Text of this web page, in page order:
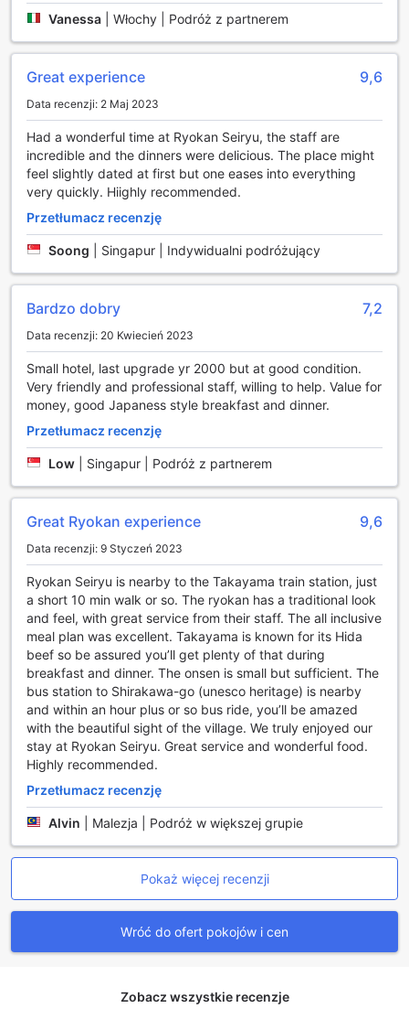
Bez względu na poziom zaawansowania, golf na miejscu
zapewnia niezapomniane doświadczenia sportowe w
komfortowej i pięknej scenerii.
Wygoda i Komfort w Ryokan Seiryu Hotel
Ryokan Seiryu Hotel w Takayama zapewnia swoim gościom
szeroki zakres udogodnień, które sprawiają, że pobyt jest
wyjątkowo komfortowy. Bezpłatne Wi-Fi dostępne we
wszystkich pokojach oraz w przestrzeniach publicznych
umożliwia łatwe i szybkie łączenie się z internetem, co jest
idealne zarówno do pracy, jak i relaksu. Dla gości
podróżujących z bagażami dostępne jest bezpieczne
przechowywanie bagażu, co pozwala na swobodne
Dogodna infrastruktura transportowa w Ryokan Seiryu
Hotel
Ryokan Seiryu Hotel w Takayama oferuje gościom
wygodny dostęp do własnego parkingu, który znajduje się
na terenie obiektu. Dzięki temu podróżujący samochodem
mogą cieszyć się spokojem i komfortem, nie martwiąc się o
miejsce do zaparkowania. Parking jest dostępny na
miejscu, co zapewnia szybki i łatwy dostęp do hotelu bez
konieczności szukania zewnętrznych parkingów.
Dodatkowo, goście mogą korzystać z bezpłatnego
parkingu, co czyni pobyt jeszcze bardziej komfortowym i
ekonomicznym. To idealne rozwiązanie dla tych, którzy
Japonii, zwłaszcza w tak malowniczym i historycznym
miejscu jak Takayama.
Komfortowe i funkcjonalne wyposażenie pokoi w
Machiyado Ichiryu
Pokoje w Machiyado Ichiryu zostały starannie
zaprojektowane, aby zapewnić gościom maksymalny
komfort i wygodę. W każdym z nich znajdziesz
nowoczesne klimatyzację, która pozwala na regulację
temperatury według własnych preferencji, a także miękkie
szlafroki, które dodają luksusu i relaksu po dniu pełnym
zwiedzania. Dla miłośników relaksu dostępny jest telewizor,
idealny do wieczornych rozrywek, oraz mini bar i lodówka,
które umożliwiają przechowywanie napojów i przekąsek.
Dodatkowo, w pokoju znajdziesz zestaw do parzenia kawy
i herbaty, a także bezpłatną butelkowaną wodę, co czyni
Pokój wyposażony jest także w wysokiej jakości akcesoria
toaletowe, suszarkę do włosów, ręczniki i pościel, które
zapewniają pełen komfort i higienę. Dla gości ceniących
przestrzeń, dostępny jest oddzielny salon, gdzie można się
Machiyado Ichiryu to nie tylko nocleg, ale prawdziwe
Vanessa Włochy | Podróż z partnerem
Great experience 9,6
Data recenzji: 2 Maj 2023
Had a wonderful time at Ryokan Seiryu, the staff are
incredible and the dinners were delicious. The place might
feel slightly dated at first but one eases into everything
very quickly. Hiighly recommended.
Przetłumacz recenzję
Soong Singapur | Indywidualni podróżujący
Bardzo dobry 7,2
Data recenzji: 20 Kwiecień 2023
Small hotel, last upgrade yr 2000 but at good condition.
Very friendly and professional staff, willing to help. Value for
money, good Japaness style breakfast and dinner.
Przetłumacz recenzję
Low Singapur | Podróż z partnerem
Great Ryokan experience 9,6
Data recenzji: 9 Styczeń 2023
Ryokan Seiryu is nearby to the Takayama train station, just
a short 10 min walk or so. The ryokan has a traditional look
and feel, with great service from their staff. The all inclusive
meal plan was excellent. Takayama is known for its Hida
beef so be assured you’ll get plenty of that during
breakfast and dinner. The onsen is small but sufficient. The
bus station to Shirakawa-go (unesco heritage) is nearby
and within an hour plus or so bus ride, you’ll be amazed
with the beautiful sight of the village. We truly enjoyed our
stay at Ryokan Seiryu. Great service and wonderful food.
Highly recommended.
Przetłumacz recenzję
Alvin Malezja | Podróż w większej grupie
Pokaż więcej recenzji
Wróć do ofert pokojów i cen
Zobacz wszystkie recenzje